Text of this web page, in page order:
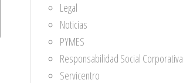
Legal
Noticias
PYMES
Responsabilidad Social Corporativa
Servicentro